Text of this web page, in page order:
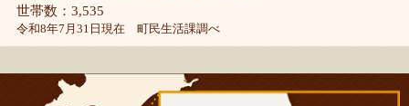
世帯数：3,535
令和8年7月31日現在 町民生活課調べ